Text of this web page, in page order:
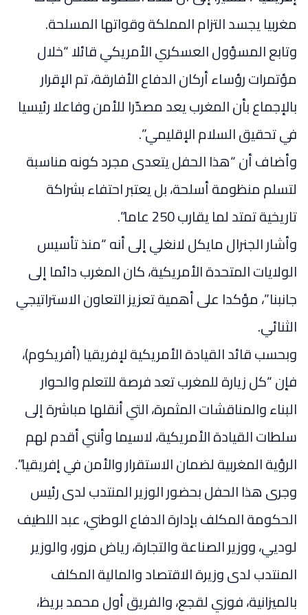
مغربيا يجسد التزام المملكة وقواتها المسلحة.
وتابع المسؤول العسكري الأمريكي قائلا “خلال
مؤتمرات رؤساء أركان الدفاع الأفارقة، تم الإقرار
بالإجماع بأن المغرب يعد مصدّرا للأمن وفاعلا رئيسيا
في تحقيق السلام الإقليمي”.
وأضاف أن “هذا الحفل يتعدى مجرد كونه مناسبة
لتسلم منظومة أسلحة، بل يعتبر احتفاء بشراكة
تاريخية تمتد لما يقارب 250 عاما”.
وأشار الجنرال مايكل لانغلي إلى أنه “منذ تأسيس
الولايات المتحدة الأمريكية، كان المغرب دائما إلى
جانبنا”، مؤكدا على أهمية تعزيز التعاون الاستراتيجي
الثنائي.
وبحسب قائد القيادة الأمريكية لإفريقيا (أفريكوم)،
فإن “كل زيارة للمغرب تعد فرصة للتعلم والحوار
البناء والمناقشات المثمرة، التي أنقلها مباشرة إلى
سلطات القيادة الأمريكية، لاسيما وأنني أقدم لهم
الرؤية المغربية لضمان الاستقرار والأمن في إفريقيا”.
وجرى هذا الحفل بحضور الوزير المنتدب لدى رئيس
الحكومة المكلف بإدارة الدفاع الوطني، عبد اللطيف
لوديي، ووزير الصناعة والتجارة، رياض مزور، والوزير
المنتدب لدى وزيرة الاقتصاد والمالية المكلف
بالميزانية، فوزي لقجع، والفريق أول محمد بريظ،